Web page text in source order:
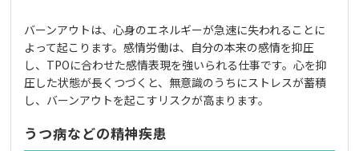
バーンアウトは、心身のエネルギーが急速に失われることに
よって起こります。感情労働は、自分の本来の感情を抑圧
し、TPOに合わせた感情表現を強いられる仕事です。心を抑
圧した状態が長くつづくと、無意識のうちにストレスが蓄積
し、バーンアウトを起こすリスクが高まります。
うつ病などの精神疾患